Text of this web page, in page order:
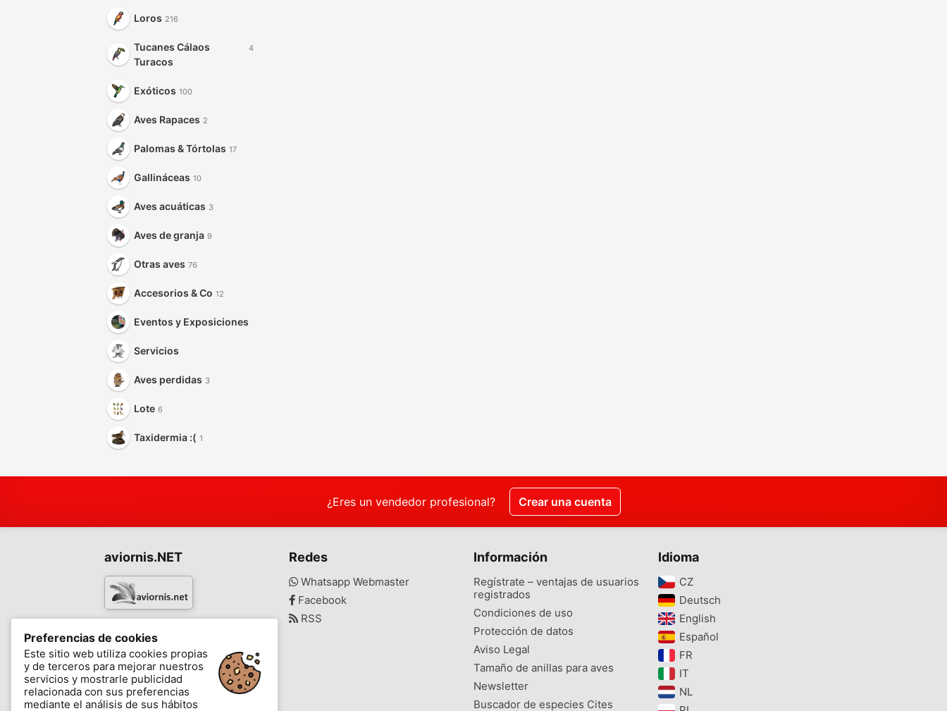
Loros 216
Tucanes Cálaos
Turacos
4
Exóticos 100
Aves Rapaces 2
Palomas & Tórtolas 17
Gallináceas 10
Aves acuáticas 3
Aves de granja 9
Otras aves 76
Accesorios & Co 12
Eventos y Exposiciones
Servicios
Aves perdidas 3
Lote 6
Taxidermia :( 1
¿Eres un vendedor profesional? Crear una cuenta
aviornis.NET
-
Mensajes Mis favoritos Blog
Redes
Whatsapp Webmaster
Facebook
RSS
Información
Regístrate – ventajas de usuarios
registrados
Condiciones de uso
Protección de datos
Aviso Legal
Tamaño de anillas para aves
Newsletter
Buscador de especies Cites
Idioma
CZ‎
Deutsch‎
English‎
Español‎
FR‎
IT‎
NL‎
Preferencias de cookies
Este sitio web utiliza cookies propias
y de terceros para mejorar nuestros
servicios y mostrarle publicidad
relacionada con sus preferencias
mediante el análisis de sus hábitos